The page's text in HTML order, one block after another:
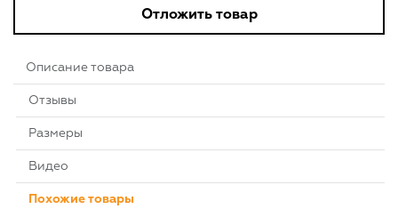
Отложить товар
Описание товара
Отзывы
Размеры
Видео
Похожие товары